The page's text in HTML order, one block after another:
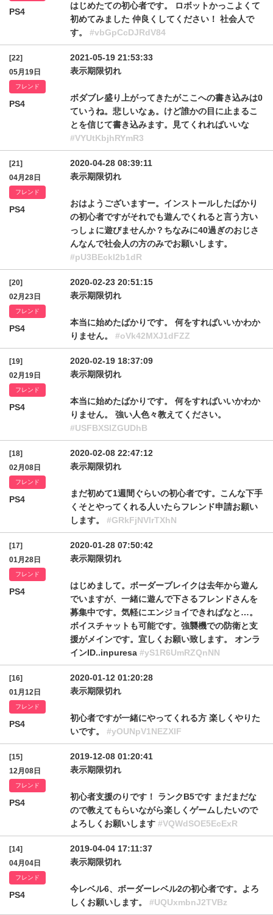
PS4
はじめたての初心者です。 ロボットかっこよくて
初めてみました 仲良くしてください！ 社会人で
す。 #vbGpCcDJRdV84
[22]
05月19日
フレンド
PS4
2021-05-19 21:53:33
表示期限切れ
ボダブレ盛り上がってきたがここへの書き込みは0
ていうね。悲しいなぁ。けど誰かの目に止まるこ
とを信じて書き込みます。見てくれればいいな
#VYUtKbjhRYmR3
[21]
04月28日
フレンド
PS4
2020-04-28 08:39:11
表示期限切れ
おはようございますー。インストールしたばかり
の初心者ですがそれでも遊んでくれると言う方い
っしょに遊びませんか？ちなみに40過ぎのおじさ
んなんで社会人の方のみでお願いします。
#pU3BEckI2b1dR
[20]
02月23日
フレンド
PS4
2020-02-23 20:51:15
表示期限切れ
本当に始めたばかりです。 何をすればいいかわか
りません。 #oVk42MXJ1dFZZ
[19]
02月19日
フレンド
PS4
2020-02-19 18:37:09
表示期限切れ
本当に始めたばかりです。 何をすればいいかわか
りません。 強い人色々教えてください。
#USFBXSlZGUDhB
[18]
02月08日
フレンド
PS4
2020-02-08 22:47:12
表示期限切れ
まだ初めて1週間ぐらいの初心者です。こんな下手
くそとやってくれる人いたらフレンド申請お願い
します。 #GRkFjNVlrTXhN
[17]
01月28日
フレンド
PS4
2020-01-28 07:50:42
表示期限切れ
はじめまして。ボーダーブレイクは去年から遊ん
でいますが、一緒に遊んで下さるフレンドさんを
募集中です。気軽にエンジョイできればなと…。
ボイスチャットも可能です。強襲機での防衛と支
援がメインです。宜しくお願い致します。 オンラ
インID..inpuresa #yS1R6UmRZQnNN
[16]
01月12日
フレンド
PS4
2020-01-12 01:20:28
表示期限切れ
初心者ですが一緒にやってくれる方 楽しくやりた
いです。 #yOUNpV1NEZXlF
[15]
12月08日
フレンド
PS4
2019-12-08 01:20:41
表示期限切れ
初心者支援のりです！ ランクB5です まだまだな
ので教えてもらいながら楽しくゲームしたいので
よろしくお願いします #VQWdSOE5EcExR
[14]
04月04日
フレンド
PS4
2019-04-04 17:11:37
表示期限切れ
今レベル6、ボーダーレベル2の初心者です。よろ
しくお願いします。 #UQUxmbnJ2TVBz